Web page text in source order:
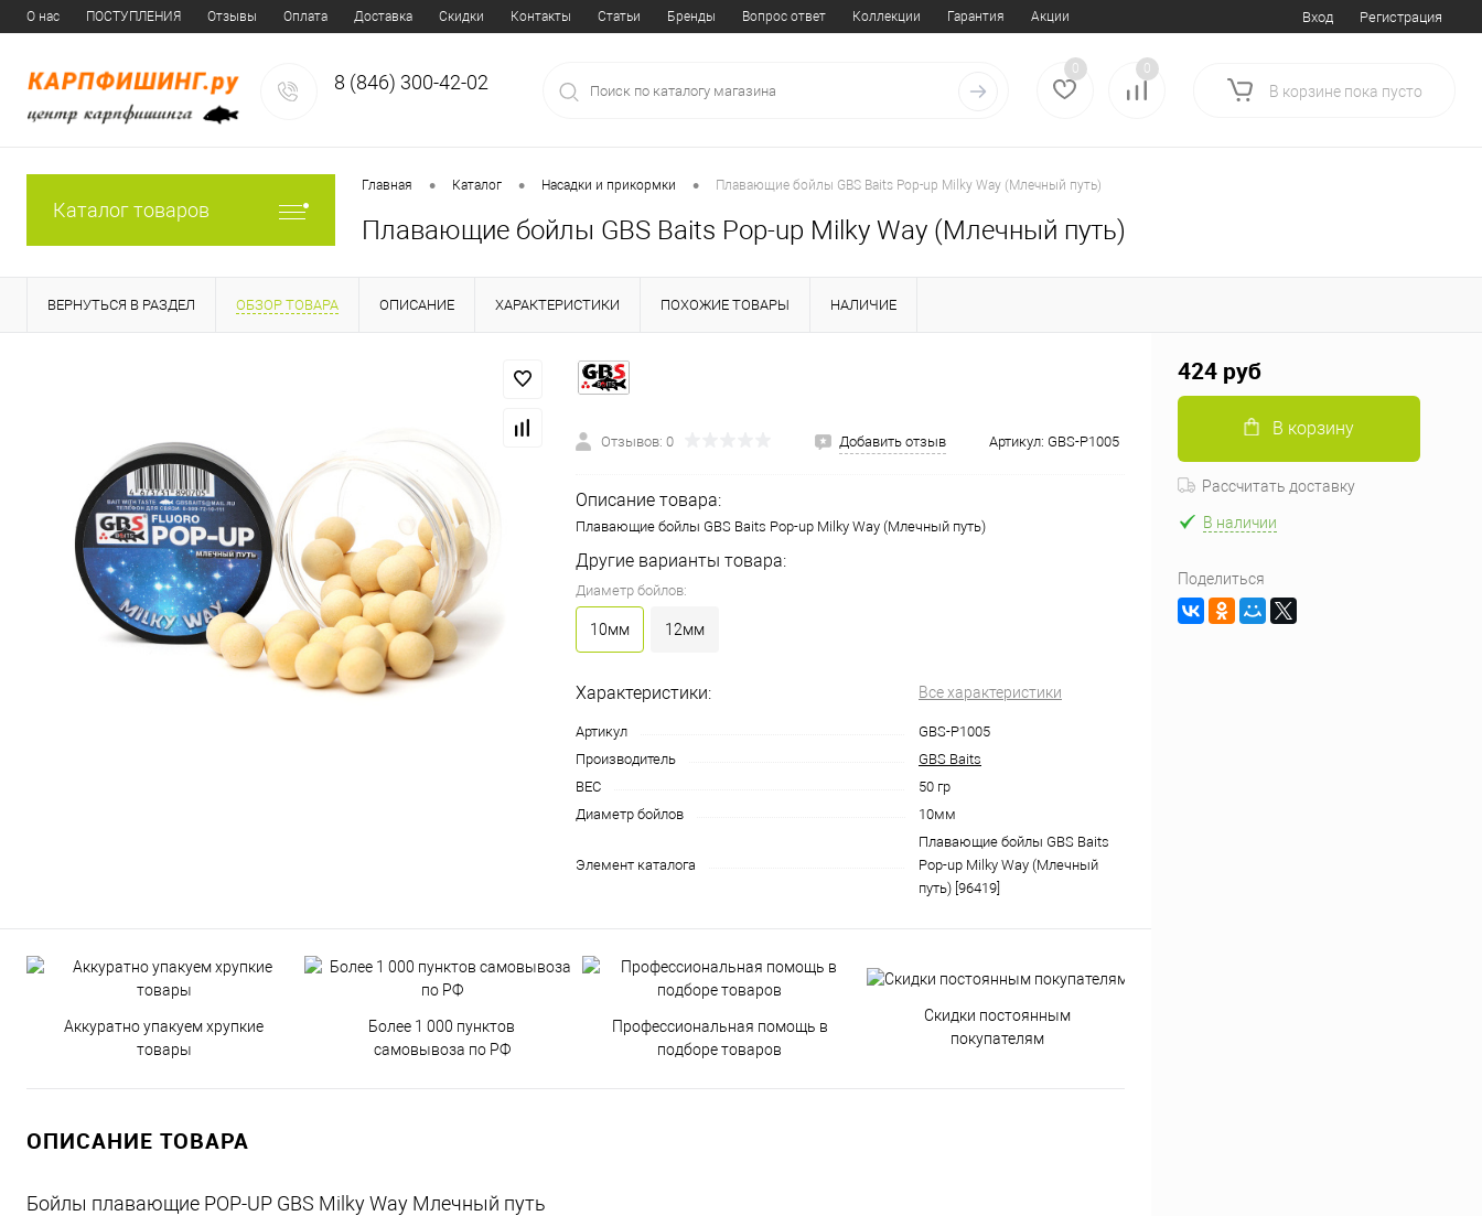
О нас ПОСТУПЛЕНИЯ Отзывы Оплата Доставка Скидки Контакты Статьи Бренды Вопрос ответ Коллекции Гарантия Акции Вход Регистрация
8 (846) 300-42-02
0 0
В корзине пока пусто
Каталог товаров
Главная • Каталог • Насадки и прикормки • Плавающие бойлы GBS Baits Pop-up Milky Way (Млечный путь)
Плавающие бойлы GBS Baits Pop-up Milky Way (Млечный путь)
ВЕРНУТЬСЯ В РАЗДЕЛ ОБЗОР ТОВАРА ОПИСАНИЕ ХАРАКТЕРИСТИКИ ПОХОЖИЕ ТОВАРЫ НАЛИЧИЕ
Отзывов: 0 Добавить отзыв Артикул: GBS-P1005
Описание товара:
Плавающие бойлы GBS Baits Pop-up Milky Way (Млечный путь)
Другие варианты товара:
Диаметр бойлов:
10мм 12мм
Характеристики: Все характеристики
Артикул
GBS-P1005
Производитель
GBS Baits
ВЕС
50 гр
Диаметр бойлов
10мм
Элемент каталога
Плавающие бойлы GBS Baits
Pop-up Milky Way (Млечный
путь) [96419]
Аккуратно упакуем хрупкие
товары
Более 1 000 пунктов
самовывоза по РФ
Профессиональная помощь в
подборе товаров
Скидки постоянным
покупателям
ОПИСАНИЕ ТОВАРА
Бойлы плавающие POP-UP GBS Milky Way Млечный путь
424 руб
В корзину
Рассчитать доставку
В наличии
Поделиться